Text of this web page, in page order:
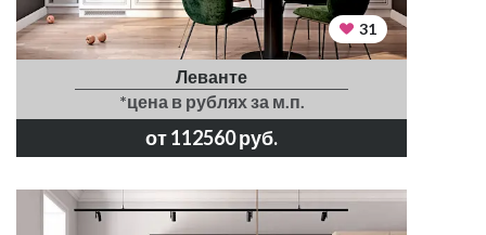
31
Леванте
*цена в рублях за м.п.
от 112560 руб.